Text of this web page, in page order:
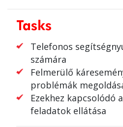
Tasks
Telefonos
számára
Felmerülő
problémák
Ezekhez kapcsolódó
feladatok ellátása